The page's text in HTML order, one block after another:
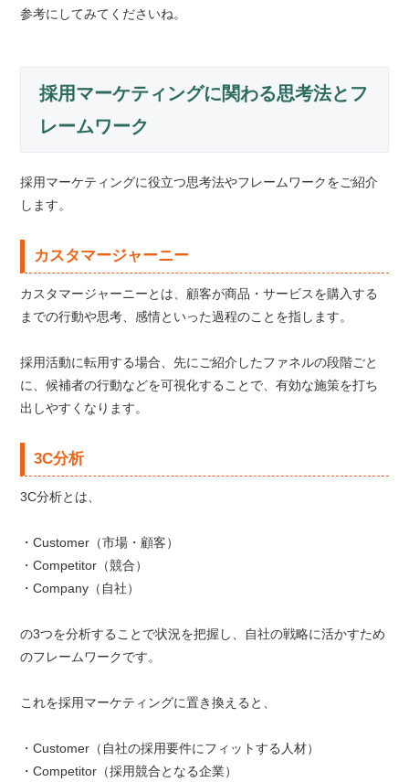
参考にしてみてくださいね。
採用マーケティングに関わる思考法とフ
レームワーク
採用マーケティングに役立つ思考法やフレームワークをご紹介
します。
カスタマージャーニー
カスタマージャーニーとは、顧客が商品・サービスを購入する
までの行動や思考、感情といった過程のことを指します。
採用活動に転用する場合、先にご紹介したファネルの段階ごと
に、候補者の行動などを可視化することで、有効な施策を打ち
出しやすくなります。
3C分析
3C分析とは、
・Customer（市場・顧客）
・Competitor（競合）
・Company（自社）
の3つを分析することで状況を把握し、自社の戦略に活かすため
のフレームワークです。
これを採用マーケティングに置き換えると、
・Customer（自社の採用要件にフィットする人材）
・Competitor（採用競合となる企業）